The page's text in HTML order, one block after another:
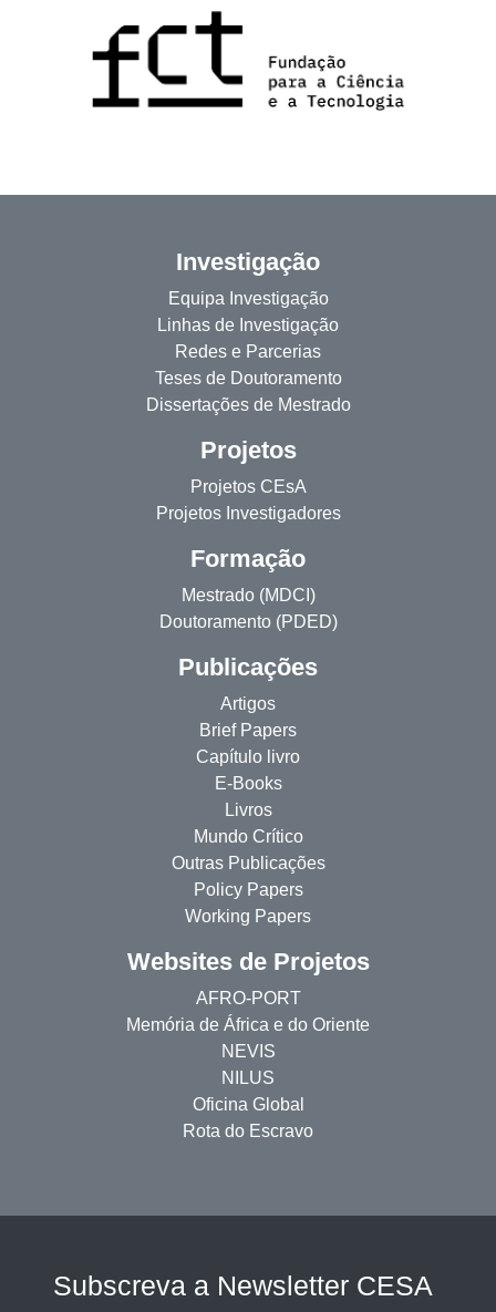
Investigação
Equipa Investigação
Linhas de Investigação
Redes e Parcerias
Teses de Doutoramento
Dissertações de Mestrado
Projetos
Projetos CEsA
Projetos Investigadores
Formação
Mestrado (MDCI)
Doutoramento (PDED)
Publicações
Artigos
Brief Papers
Capítulo livro
E-Books
Livros
Mundo Crítico
Outras Publicações
Policy Papers
Working Papers
Websites de Projetos
AFRO-PORT
Memória de África e do Oriente
NEVIS
NILUS
Oficina Global
Rota do Escravo
Subscreva a Newsletter CESA